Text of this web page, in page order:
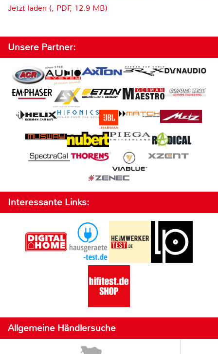
Jetzt laden (, PDF, 12.9 MB)
Unsere Partner:
Interessante Links:
Allgemeine Händlersuche